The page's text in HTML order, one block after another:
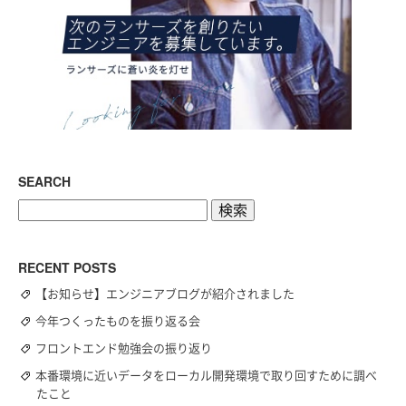
SEARCH
RECENT POSTS
【お知らせ】エンジニアブログが紹介されました
今年つくったものを振り返る会
フロントエンド勉強会の振り返り
本番環境に近いデータをローカル開発環境で取り回すために調べ
たこと